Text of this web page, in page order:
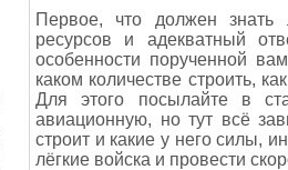
Первое, что должен знать
ресурсов и адекватный
особенности порученной
каком количестве строить,
Для этого посылайте в
авиационную, но тут всё
строит и какие у него силы,
лёгкие войска и провести